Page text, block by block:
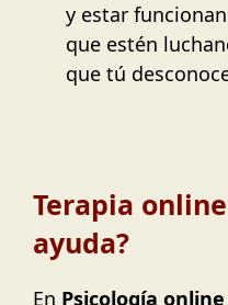
y estar
que estén
que tú
Terapia
ayuda?
En Psicología